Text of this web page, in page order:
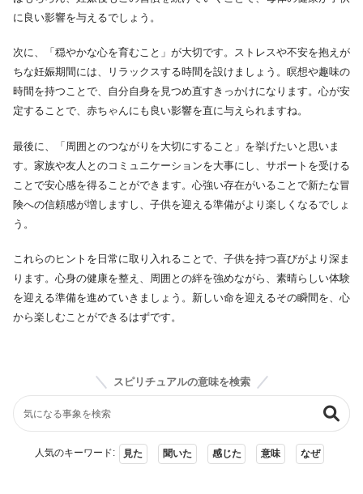
に良い影響を与えるでしょう。
次に、「穏やかな心を育むこと」が大切です。ストレスや不安を抱えが
ちな妊娠期間には、リラックスする時間を設けましょう。瞑想や趣味の
時間を持つことで、自分自身を見つめ直すきっかけになります。心が安
定することで、赤ちゃんにも良い影響を直に与えられますね。
最後に、「周囲とのつながりを大切にすること」を挙げたいと思いま
す。家族や友人とのコミュニケーションを大事にし、サポートを受ける
ことで安心感を得ることができます。心強い存在がいることで新たな冒
険への信頼感が増しますし、子供を迎える準備がより楽しくなるでしょ
う。
これらのヒントを日常に取り入れることで、子供を持つ喜びがより深ま
ります。心身の健康を整え、周囲との絆を強めながら、素晴らしい体験
を迎える準備を進めていきましょう。新しい命を迎えるその瞬間を、心
から楽しむことができるはずです。
スピリチュアルの意味を検索
人気のキーワード: 見た 聞いた 感じた 意味 なぜ